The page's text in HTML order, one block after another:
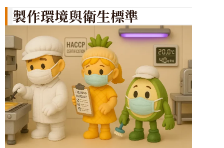
製作環境與衛生標準